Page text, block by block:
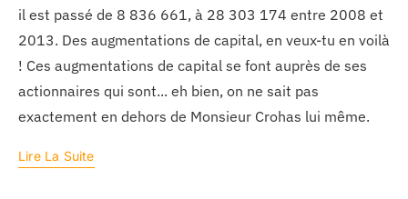
il est passé de 8 836 661, à 28 303 174 entre 2008 et
2013. Des augmentations de capital, en veux-tu en voilà
! Ces augmentations de capital se font auprès de ses
actionnaires qui sont... eh bien, on ne sait pas
exactement en dehors de Monsieur Crohas lui même.
Lire La Suite